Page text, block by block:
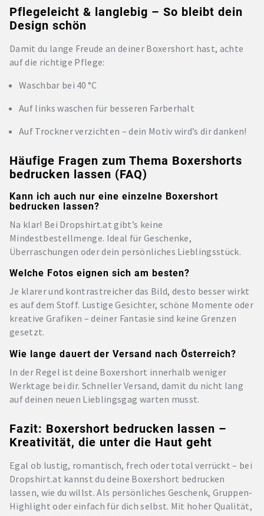
Pflegeleicht & langlebig – So bleibt dein
Design schön
Damit du lange Freude an deiner Boxershort hast, achte
auf die richtige Pflege:
Waschbar bei 40 °C
Auf links waschen für besseren Farberhalt
Auf Trockner verzichten – dein Motiv wird’s dir danken!
Häufige Fragen zum Thema Boxershorts
bedrucken lassen (FAQ)
Kann ich auch nur eine einzelne Boxershort
bedrucken lassen?
Na klar! Bei Dropshirt.at gibt’s keine
Mindestbestellmenge. Ideal für Geschenke,
Überraschungen oder dein persönliches Lieblingsstück.
Welche Fotos eignen sich am besten?
Je klarer und kontrastreicher das Bild, desto besser wirkt
es auf dem Stoff. Lustige Gesichter, schöne Momente oder
kreative Grafiken – deiner Fantasie sind keine Grenzen
gesetzt.
Wie lange dauert der Versand nach Österreich?
In der Regel ist deine Boxershort innerhalb weniger
Werktage bei dir. Schneller Versand, damit du nicht lang
auf deinen neuen Lieblingsgag warten musst.
Fazit: Boxershort bedrucken lassen –
Kreativität, die unter die Haut geht
Egal ob lustig, romantisch, frech oder total verrückt – bei
Dropshirt.at kannst du deine Boxershort bedrucken
lassen, wie du willst. Als persönliches Geschenk, Gruppen-
Highlight oder einfach für dich selbst. Mit hoher Qualität,